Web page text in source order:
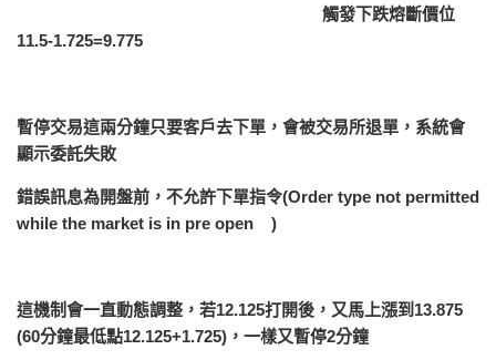
觸發下跌熔斷價位
11.5-1.725=9.775
暫停交易這兩分鐘只要客戶去下單，會被交易所退單，系統會
顯示委託失敗
錯誤訊息為開盤前，不允許下單指令(Order type not permitted
while the market is in pre open )
這機制會一直動態調整，若12.125打開後，又馬上漲到 13.875
(60分鐘最低點12.125+1.725) ，一樣又暫停2分鐘